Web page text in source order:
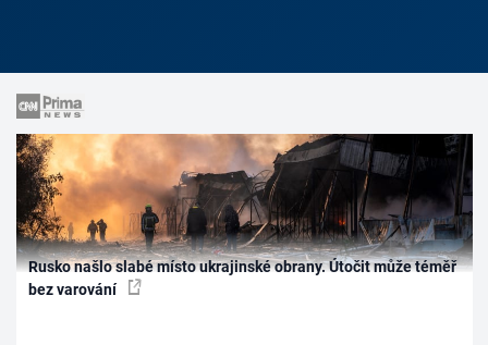
Rusko našlo slabé místo ukrajinské obrany. Útočit může téměř
bez varování